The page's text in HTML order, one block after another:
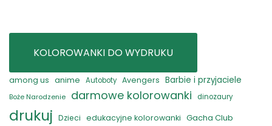
KOLOROWANKI DO WYDRUKU
among us anime Autoboty Avengers Barbie i przyjaciele
Boże Narodzenie darmowe kolorowanki dinozaury
drukuj Dzieci edukacyjne kolorowanki Gacha Club